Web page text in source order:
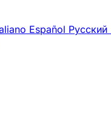
Español Русский